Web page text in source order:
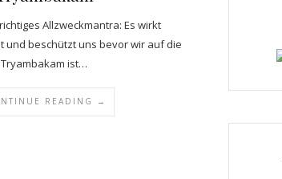
Allzweckmantra: Es wirkt
und beschützt uns bevor wir auf die
ist…
READING →